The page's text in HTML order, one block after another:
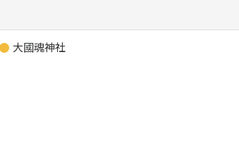
大國魂神社